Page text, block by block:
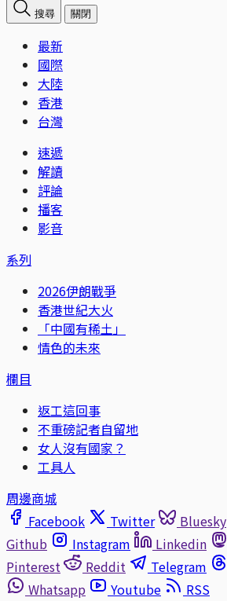
搜尋 關閉
最新
國際
大陸
香港
台灣
速遞
解讀
評論
播客
影音
系列
2026伊朗戰爭
香港世紀大火
「中國有稀土」
情色的未來
欄目
返工這回事
不重磅記者自留地
女人沒有國家？
工具人
周邊商城
Facebook
Twitter Bluesky
Github
Instagram Linkedin
Pinterest
Reddit Telegram
Whatsapp
Youtube
RSS